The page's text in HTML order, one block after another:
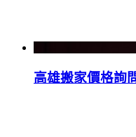
高雄搬家價格詢